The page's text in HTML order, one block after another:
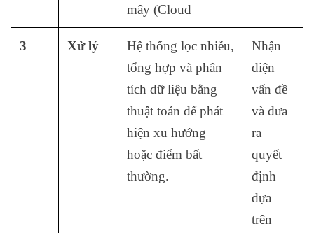
mây (Cloud
3 Xử lý
Hệ thống lọc nhiễu,
tổng hợp và phân
tích dữ liệu bằng
thuật toán để phát
hiện xu hướng
hoặc điểm bất
thường.
Nhận
diện
vấn đề
và đưa
ra
quyết
định
dựa
trên